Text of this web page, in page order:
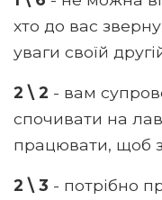
хто до вас
уваги своїй
2 \ 2 - вам
спочивати на
працювати, щоб
2 \ 3 - потрібно